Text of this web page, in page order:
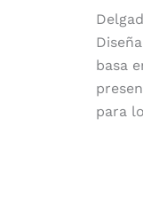
basa
para